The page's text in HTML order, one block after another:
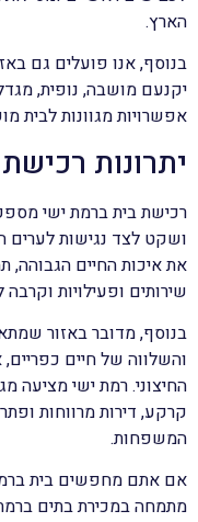
הארץ.
בנוסף, אנו פועלים גם
יקנעם מושבה, נופית,
אפשרויות מגוונות לבית
יתרונות
רכישת בית ברמת ישי
ושקט לצד נגישות לערים
את איכות החיים
שירותים ופעילויות
בנוסף, מדובר באזור
והשלווה של חיים
החיצוני. רמת ישי מציעה
קרקע, דירות מרווחות
המשפחות.
אם אתם מחפשים בית ברמת
מתמחה במכירת בתים